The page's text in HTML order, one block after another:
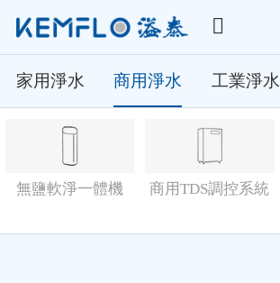
家用淨水 商用淨水 工業淨水
無鹽軟淨一體機 商用TDS調控系統